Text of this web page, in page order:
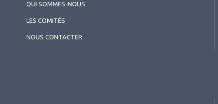
QUI SOMMES-NOUS
LES COMITÉS
NOUS CONTACTER